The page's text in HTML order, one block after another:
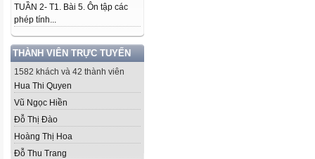
TUẦN 2- T1. Bài 5. Ôn tập các
phép tính...
THÀNH VIÊN TRỰC TUYẾN
1582 khách và 42 thành viên
Hua Thi Quyen
Vũ Ngọc Hiền
Đỗ Thị Đào
Hoàng Thị Hoa
Đỗ Thu Trang